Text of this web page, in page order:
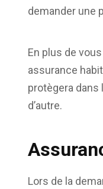
demander une
En plus de
assurance
protègera dans
d’autre.
Lors de la